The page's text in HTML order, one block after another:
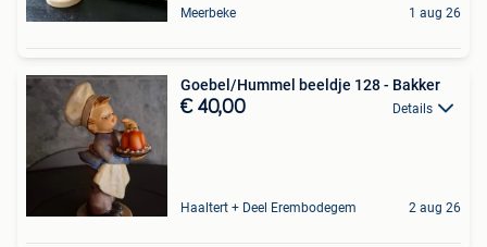
Meerbeke 1 aug 26
Goebel/Hummel beeldje 128 - Bakker
€ 40,00 Details
Haaltert + Deel Erembodegem 2 aug 26